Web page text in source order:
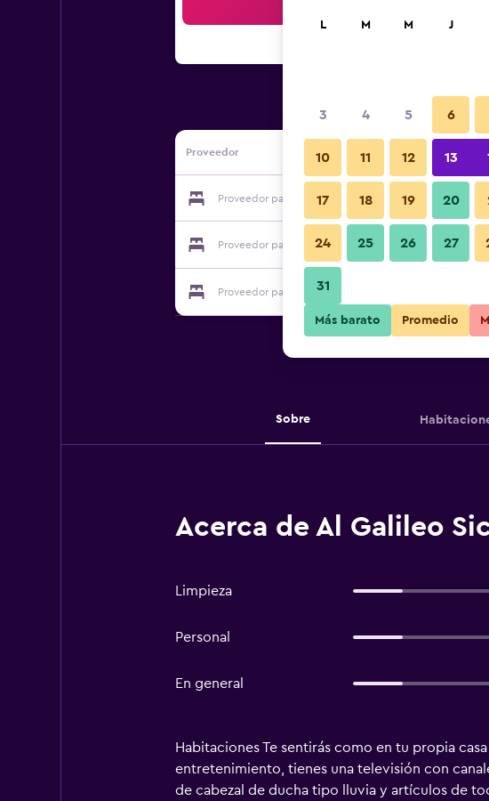
Proveedor
Proveedor para Al Galileo Siciliano
Proveedor para Al Galileo Siciliano
Proveedor para Al Galileo Siciliano
Sobre
Acerca de Al Galileo
Limpieza
Personal
En general
Habitaciones Te sentirás como en tu propia
entretenimiento, tienes una televisión con
de cabezal de ducha tipo lluvia y artículos de
L M M J
3 4 5 6
10 11 12 13
17 18 19 20
24 25 26 27
31
Más barato Promedio